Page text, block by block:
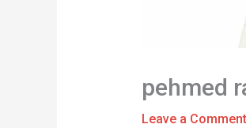
pehmed
Leave a Comment